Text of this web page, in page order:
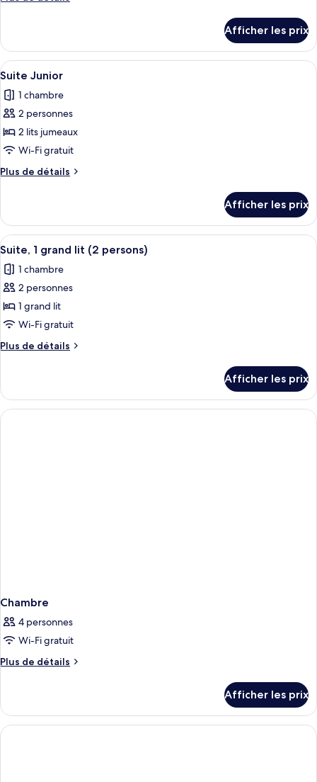
de
Chambre
familiale
Chambre
familiale
Afficher les prix
Afficher
toutes
les
photos
pour
ce
type
de
Suite
Junior
Une chambre d’hôtel équipée d’un
5
Suite Junior
1 chambre
2 personnes
2 lits jumeaux
Wi-Fi gratuit
Plus de détails
Plus
Suite
Junior
Afficher les prix
Afficher
toutes
les
photos
pour
ce
type
de
Suite,
grand
Une chambre d’hôtel équipée d’un
8
Suite, 1 grand lit (2 persons)
1 chambre
2 personnes
1 grand lit
Wi-Fi gratuit
Plus de détails
Plus
Suite,
grand
Afficher les prix
Chambre
4 personnes
Wi-Fi gratuit
Plus de détails
Plus
Chambre
Afficher les prix